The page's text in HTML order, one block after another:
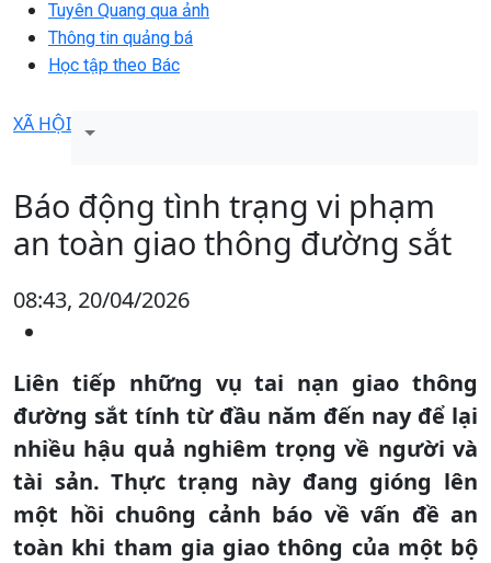
Tuyên Quang qua ảnh
Thông tin quảng bá
Học tập theo Bác
XÃ HỘI
Báo động tình trạng vi phạm
an toàn giao thông đường sắt
08:43, 20/04/2026
Liên tiếp những vụ tai nạn giao thông
đường sắt tính từ đầu năm đến nay để lại
nhiều hậu quả nghiêm trọng về người và
tài sản. Thực trạng này đang gióng lên
một hồi chuông cảnh báo về vấn đề an
toàn khi tham gia giao thông của một bộ